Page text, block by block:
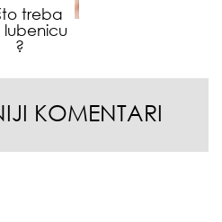
treba
lubenicu
?
KOMENTARI